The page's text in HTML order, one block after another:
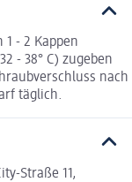
- 2 Kappen
- 38° C) zugeben
nach
täglich.
Straße 11,